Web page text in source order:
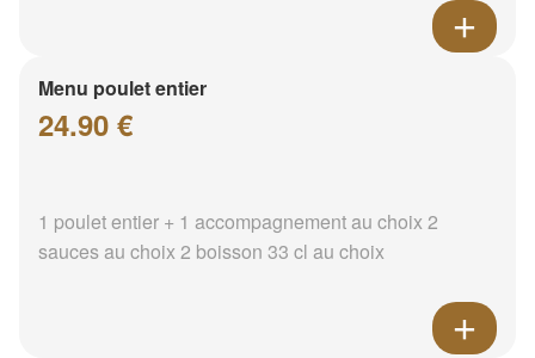
Menu poulet entier
24.90 €
1 poulet entier + 1 accompagnement au choix 2
sauces au choix 2 boisson 33 cl au choix